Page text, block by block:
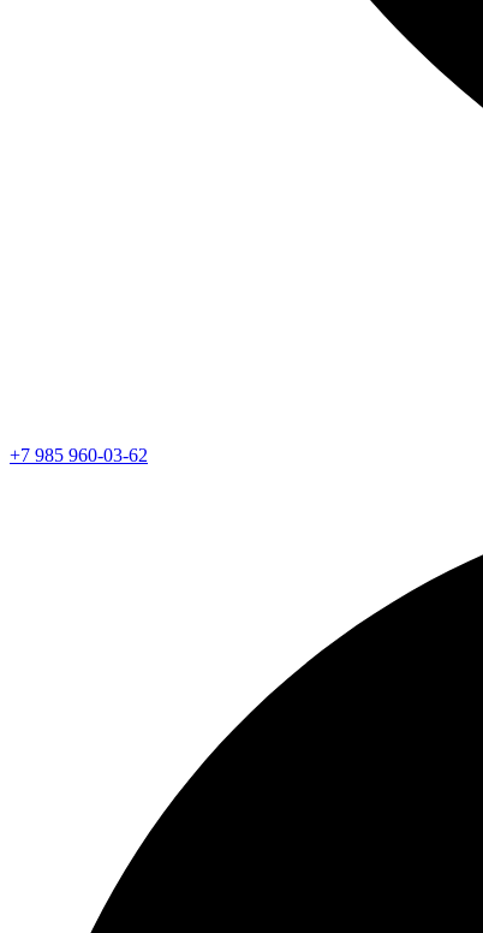
+7 985 960-03-62